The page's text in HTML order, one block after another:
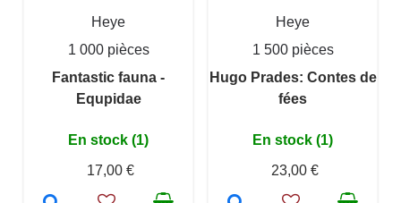
Heye
1 000 pièces
Fantastic fauna -
Equpidae
En stock (1)
17,00 €
Heye
1 500 pièces
Hugo Prades: Contes de
fées
En stock (1)
23,00 €